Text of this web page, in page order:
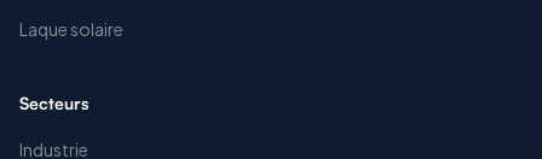
Laque solaire
Secteurs
Industrie